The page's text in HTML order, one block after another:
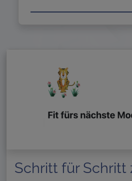
Schritt für Schritt